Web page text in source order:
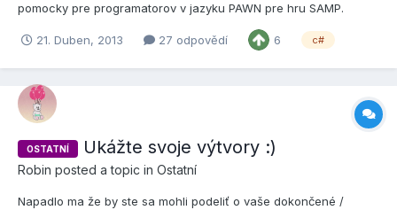
pomocky pre programatorov v jazyku PAWN pre hru SAMP.
mas neaky napad na zlepsenie alebo si nas...
21. Duben, 2013 27 odpovědí 6 c#
OSTATNÍ Ukážte svoje výtvory :)
Robin posted a topic in Ostatní
Napadlo ma že by ste sa mohli podeliť o vaše dokončené /